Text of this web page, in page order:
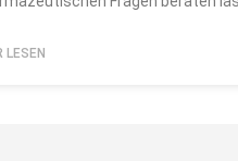
LESEN